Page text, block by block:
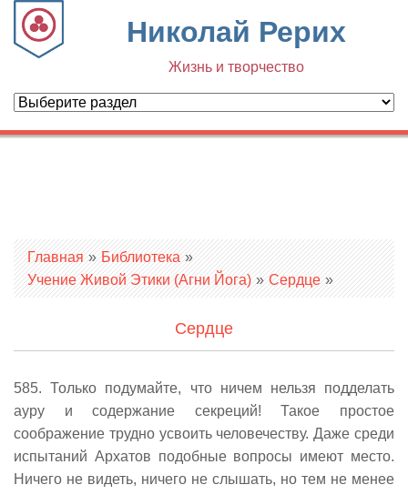
Николай Рерих
Жизнь и творчество
Вы здесь
Главная » Библиотека »
Учение Живой Этики (Агни Йога) » Сердце »
Сердце
585. Только подумайте, что ничем нельзя подделать
ауру и содержание секреций! Такое простое
соображение трудно усвоить человечеству. Даже среди
испытаний Архатов подобные вопросы имеют место.
Ничего не видеть, ничего не слышать, но тем не менее